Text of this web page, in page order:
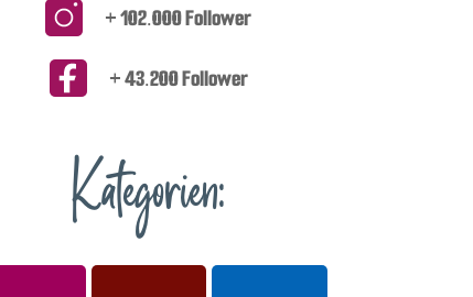
+ 102.000 Follower
+ 43.200 Follower
Kategorien: